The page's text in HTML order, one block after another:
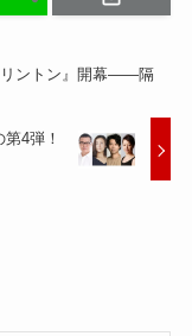
リントン』開幕――隔
4弾！